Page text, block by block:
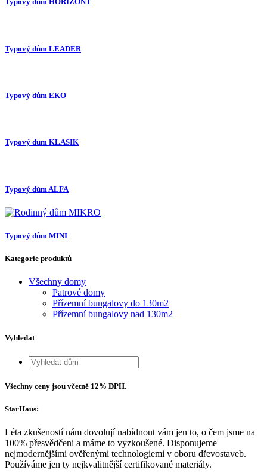
Typový dům LEADER
Typový dům EKO
Typový dům KLASIK
Typový dům ALFA
Typový dům MINI
Kategorie produktů
Všechny domy
Patrové domy
Přízemní bungalovy do 130m2
Přízemní bungalovy nad 130m2
Vyhledat
Search
for:
Všechny ceny jsou včetně 12% DPH.
StarHaus:
Léta zkušeností nám dovolují nabídnout vám jen to, o čem jsme na
100% přesvědčeni a máme to vyzkoušené. Disponujeme
nejmodernějšími ověřenými technologiemi v oboru dřevostaveb.
Používáme jen ty nejkvalitnější certifikované materiály.